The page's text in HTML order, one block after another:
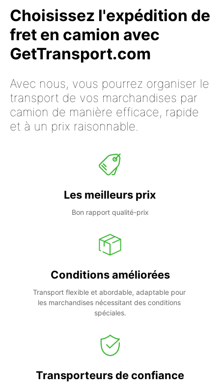
Choisissez l'expédition de
fret en camion avec
GetTransport.com
Avec nous, vous pourrez organiser le
transport de vos marchandises par
camion de manière efficace, rapide
et à un prix raisonnable.
Les meilleurs prix
Bon rapport qualité-prix
Conditions améliorées
Transport flexible et abordable, adaptable pour
les marchandises nécessitant des conditions
spéciales.
Transporteurs de confiance